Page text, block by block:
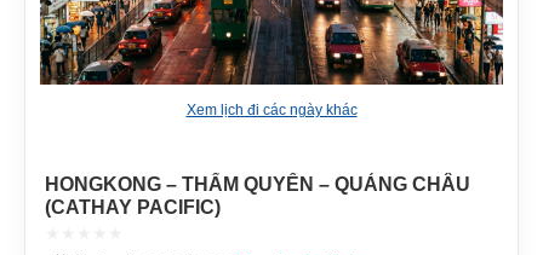
Xem lịch đi các ngày khác
HONGKONG – THẨM QUYẾN – QUẢNG CHÂU
(CATHAY PACIFIC)